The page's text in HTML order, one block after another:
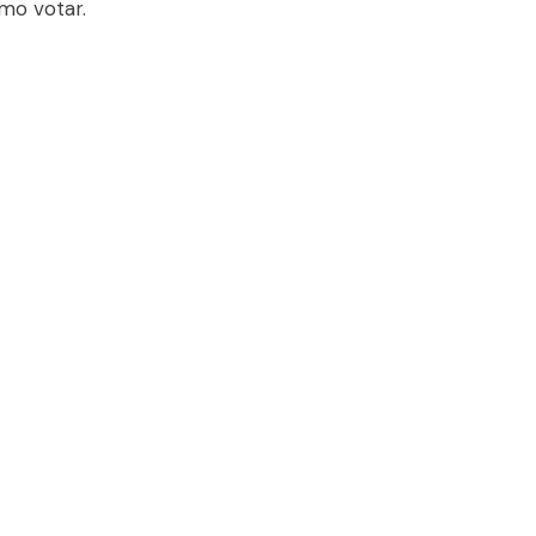
votar.